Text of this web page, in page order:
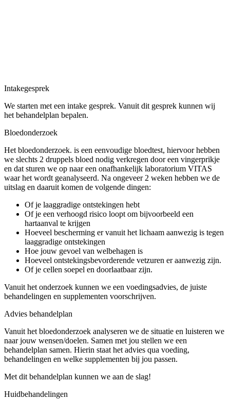
Intakegesprek
We starten met een intake gesprek. Vanuit dit gesprek kunnen wij
het behandelplan bepalen.
Bloedonderzoek
Het bloedonderzoek. is een eenvoudige bloedtest, hiervoor hebben
we slechts 2 druppels bloed nodig verkregen door een vingerprikje
en dat sturen we op naar een onafhankelijk laboratorium VITAS
waar het wordt geanalyseerd. Na ongeveer 2 weken hebben we de
uitslag en daaruit komen de volgende dingen:
Of je laaggradige ontstekingen hebt
Of je een verhoogd risico loopt om bijvoorbeeld een
hartaanval te krijgen
Hoeveel bescherming er vanuit het lichaam aanwezig is tegen
laaggradige ontstekingen
Hoe jouw gevoel van welbehagen is
Hoeveel ontstekingsbevorderende vetzuren er aanwezig zijn.
Of je cellen soepel en doorlaatbaar zijn.
Vanuit het onderzoek kunnen we een voedingsadvies, de juiste
behandelingen en supplementen voorschrijven.
Advies behandelplan
Vanuit het bloedonderzoek analyseren we de situatie en luisteren we
naar jouw wensen/doelen. Samen met jou stellen we een
behandelplan samen. Hierin staat het advies qua voeding,
behandelingen en welke supplementen bij jou passen.
Met dit behandelplan kunnen we aan de slag!
Huidbehandelingen